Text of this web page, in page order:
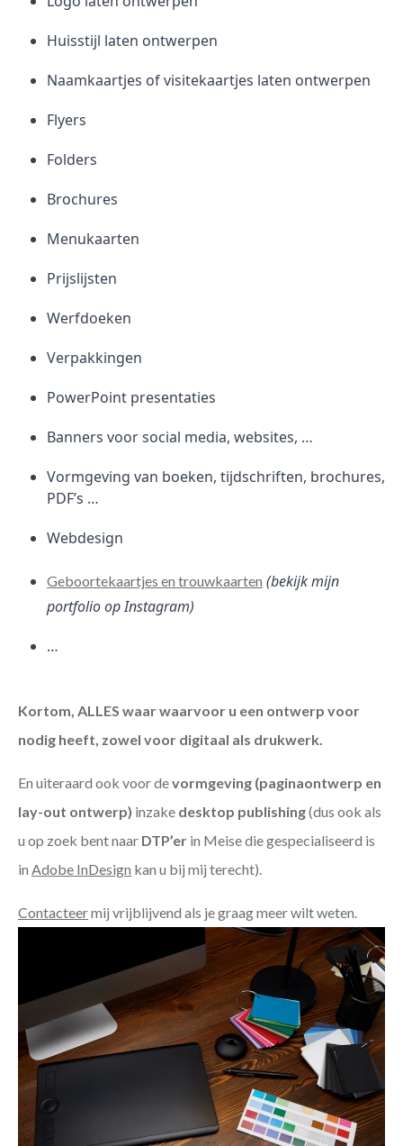
Huisstijl laten ontwerpen
Naamkaartjes of visitekaartjes laten ontwerpen
Flyers
Folders
Brochures
Menukaarten
Prijslijsten
Werfdoeken
Verpakkingen
PowerPoint presentaties
Banners voor social media, websites, …
Vormgeving van boeken, tijdschriften, brochures,
PDF’s …
Webdesign
Geboortekaartjes en trouwkaarten (bekijk mijn
portfolio op Instagram)
…
Kortom, ALLES waar waarvoor u een ontwerp voor
nodig heeft, zowel voor digitaal als drukwerk.
En uiteraard ook voor devormgeving (paginaontwerp en
lay-out ontwerp) inzake desktop publishing(dus ook als
u op zoek bent naar DTP’er in Meise die gespecialiseerd is
in Adobe InDesign kan u bij mij terecht).
Contacteermij vrijblijvend als je graag meer wilt weten.